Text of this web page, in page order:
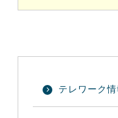
テレワーク情